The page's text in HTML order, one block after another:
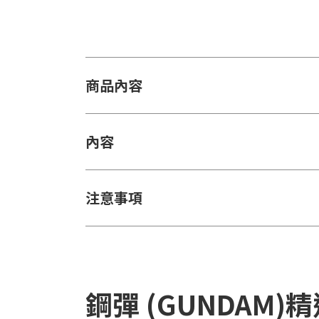
商品內容
內容
注意事項
鋼彈 (GUNDAM)